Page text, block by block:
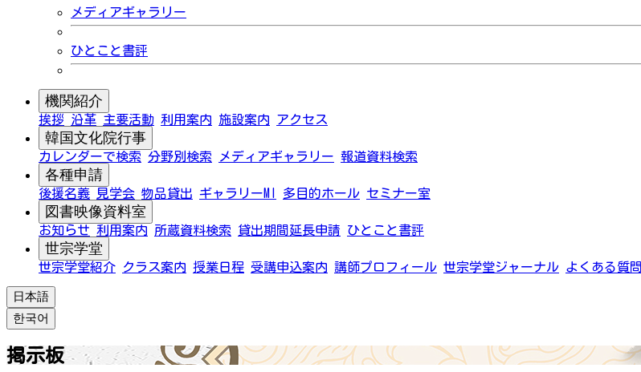
メディアギャラリー
ひとこと書評
機関紹介
挨拶 沿革 主要活動 利用案内 施設案内 アクセス
韓国文化院行事
カレンダーで検索 分野別検索 メディアギャラリー 報道資料検索
各種申請
後援名義 見学会 物品貸出 ギャラリーMI 多目的ホール セミナー室
図書映像資料室
お知らせ 利用案内 所蔵資料検索 貸出期間延長申請 ひとこと書評
世宗学堂
世宗学堂紹介 クラス案内 授業日程 受講申込案内 講師プロフィール 世宗学堂ジャーナル よくある質問
日本語
한국어
掲示板